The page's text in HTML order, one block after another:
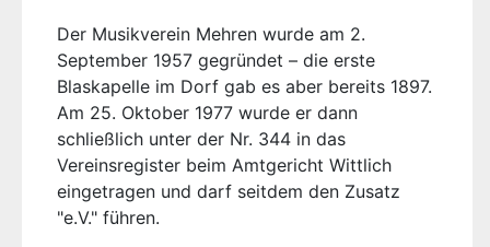
Der Musikverein Mehren wurde am 2.
September 1957 gegründet – die erste
Blaskapelle im Dorf gab es aber bereits 1897.
Am 25. Oktober 1977 wurde er dann
schließlich unter der Nr. 344 in das
Vereinsregister beim Amtgericht Wittlich
eingetragen und darf seitdem den Zusatz
"e.V." führen.